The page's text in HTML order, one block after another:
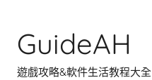
content
GuideAH
遊戲攻略&軟件生活教程大全